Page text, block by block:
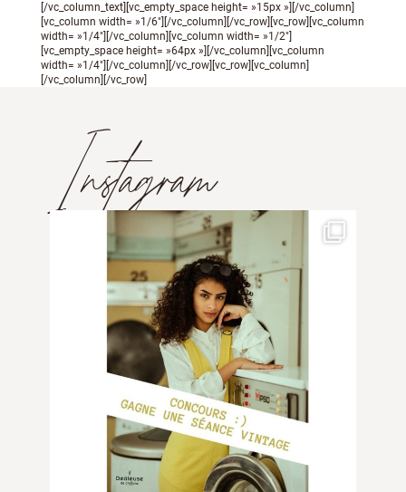
[/vc_column_text][vc_empty_space height= »15px »][/vc_column]
[vc_column width= »1/6″][/vc_column][/vc_row][vc_row][vc_column
width= »1/4″][/vc_column][vc_column width= »1/2″]
[vc_empty_space height= »64px »][/vc_column][vc_column
width= »1/4″][/vc_column][/vc_row][vc_row][vc_column]
[/vc_column][/vc_row]
Instagram